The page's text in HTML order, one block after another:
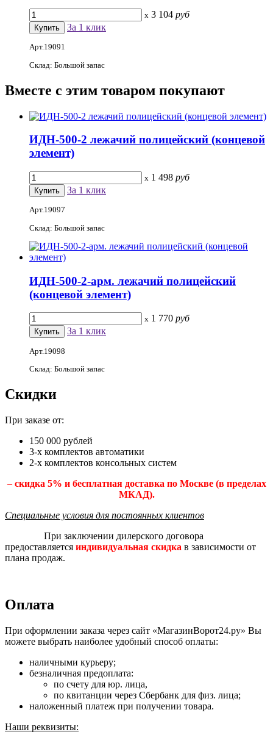
x 3 104 руб
За 1 клик
Арт.19091
Склад: Большой запас
Вместе с этим товаром покупают
ИДН-500-2 лежачий полицейский (концевой
элемент)
x 1 498 руб
За 1 клик
Арт.19097
Склад: Большой запас
ИДН-500-2-арм. лежачий полицейский
(концевой элемент)
x 1 770 руб
За 1 клик
Арт.19098
Склад: Большой запас
Скидки
При заказе от:
150 000 рублей
3-х комплектов автоматики
2-х комплектов консольных систем
– скидка 5% и бесплатная доставка по Москве (в пределах
МКАД).
Специальные условия для постоянных клиентов
При заключении дилерского договора
предоставляется индивидуальная скидка в зависимости от
плана продаж.
Оплата
При оформлении заказа через сайт «МагазинВорот24.ру» Вы
можете выбрать наиболее удобный способ оплаты:
наличными курьеру;
безналичная предоплата:
по счету для юр. лица,
по квитанции через Сбербанк для физ. лица;
наложенный платеж при получении товара.
Наши реквизиты: